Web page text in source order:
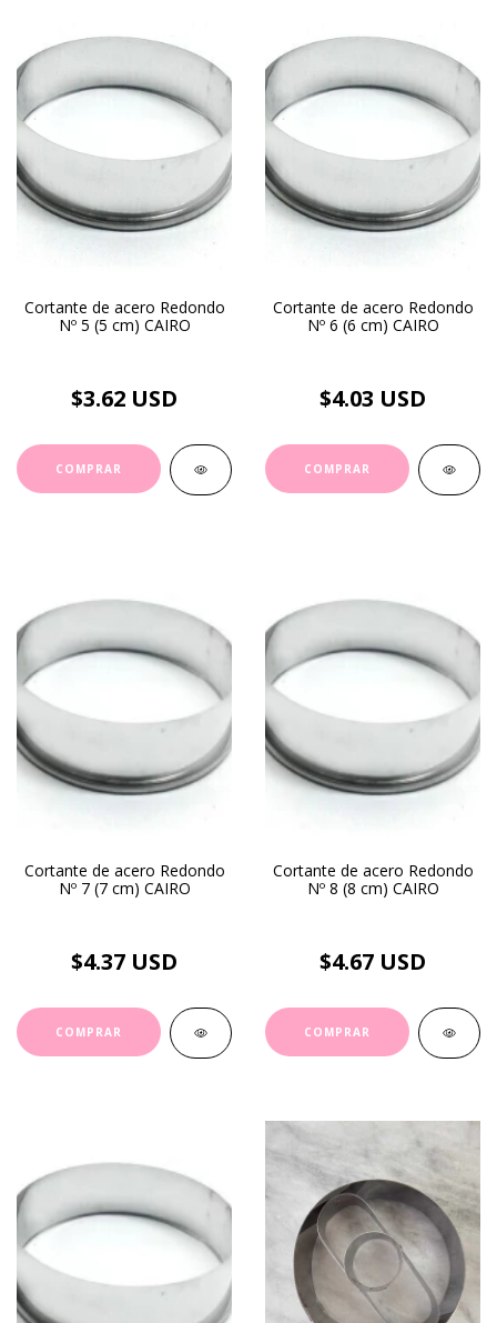
Cortante de acero Redondo
Nº 5 (5 cm) CAIRO
$3.62 USD
Cortante de acero Redondo
Nº 6 (6 cm) CAIRO
$4.03 USD
Cortante de acero Redondo
Nº 7 (7 cm) CAIRO
$4.37 USD
Cortante de acero Redondo
Nº 8 (8 cm) CAIRO
$4.67 USD